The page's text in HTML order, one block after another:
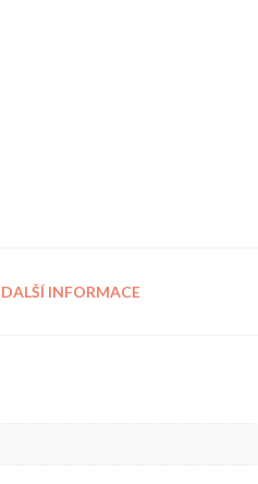
DALŠÍ INFORMACE